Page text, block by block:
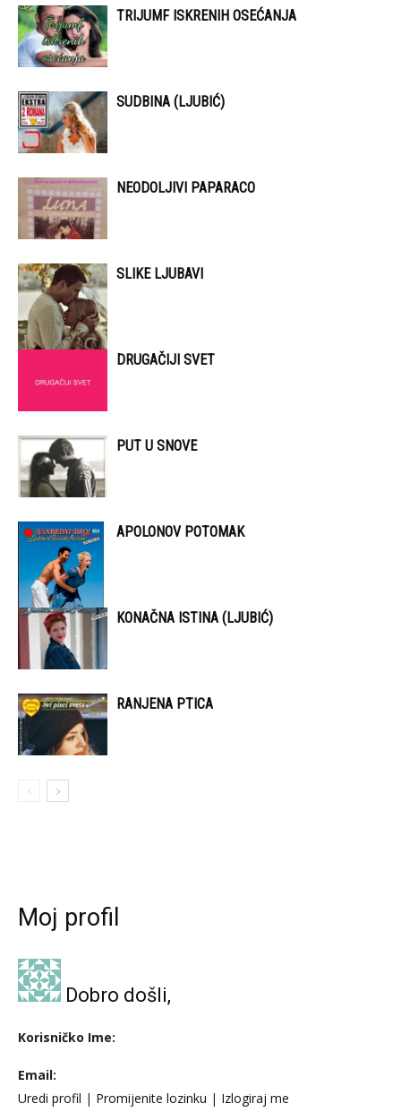
TRIJUMF ISKRENIH OSEĆANJA
SUDBINA (LJUBIĆ)
NEODOLJIVI PAPARACO
SLIKE LJUBAVI
DRUGAČIJI SVET
PUT U SNOVE
APOLONOV POTOMAK
KONAČNA ISTINA (LJUBIĆ)
RANJENA PTICA
Moj profil
Dobro došli,
Korisničko Ime:
Email:
Uredi profil | Promijenite lozinku | Izlogiraj me